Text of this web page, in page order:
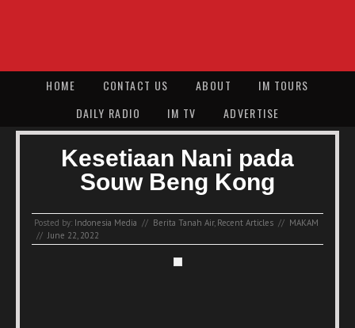
HOME CONTACT US ABOUT
IM TOURS
DAILY RADIO
IM TV ADVERTISE
Kesetiaan Nani pada
Souw Beng Kong
Posted by: Indonesia Media // Berita Tanah Air, Recent Articles // MAKAM
// June 22, 2022